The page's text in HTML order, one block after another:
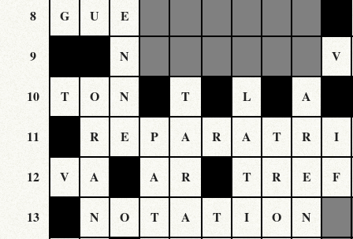
8 G U E
9 N V
10 T O N T L A
11 R E P A R A T R I
12 V A A R T R E F
13 N O T A T I O N